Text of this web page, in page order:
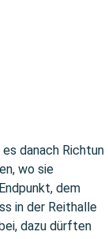
danach Richtun
wo sie
dem
in der Reithalle
dazu dürften